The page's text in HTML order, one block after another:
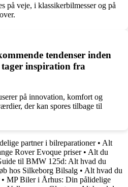
på veje, i klassikerbilmesser og på
tendenser inden
inspiration fra
på innovation, komfort og
der kan spores tilbage til
partner i bilreparationer• Alt
Rover Evoque priser• Alt du
til BMW 125d: Alt hvad du
hos Silkeborg Bilsalg • Alt hvad du
• MP Biler i Århus: Din pålidelige